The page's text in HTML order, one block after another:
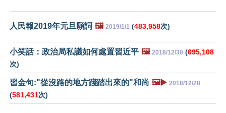
人民報2019年元旦願詞 🖼️ 2019/1/1 (483,958次)
小笑話：政治局私議如何處置習近平 🖼️ 2018/12/30 (695,108
次)
習金句:"從沒路的地方踐踏出來的"和尚 🖼️▶️ 2018/12/28
(581,431次)